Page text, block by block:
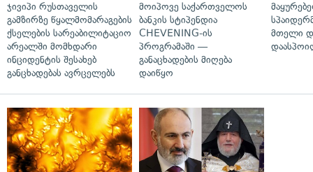
ჯივიპი რუსთაველის
გამზირზე წყალმომარაგების
ქსელების სარეაბილიტაციო
არეალში მომხდარი
ინციდენტის შესახებ
განცხადებას ავრცელებს
მოიპოვე საქართველოს
ბანკის სტიპენდია
CHEVENING-ის
პროგრამაში —
განაცხადების მიღება
დაიწყო
მთელი